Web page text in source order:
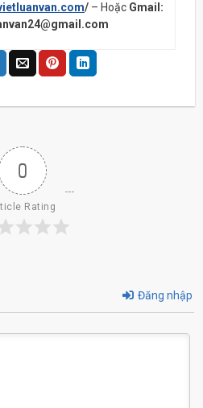
/ – Hoặc Gmail:
0
Rating
Đăng nhập